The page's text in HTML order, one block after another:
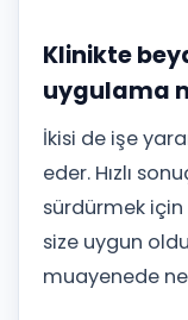
Klinikte
uygulama
İkisi de işe
eder. Hızlı
sürdürmek için
size uygun
muayenede